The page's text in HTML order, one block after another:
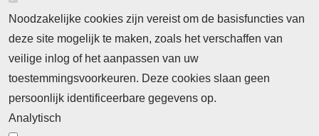
Noodzakelijke cookies zijn vereist om de basisfuncties van
deze site mogelijk te maken, zoals het verschaffen van
veilige inlog of het aanpassen van uw
toestemmingsvoorkeuren. Deze cookies slaan geen
persoonlijk identificeerbare gegevens op.
Analytisch
Abonnementinformatie Inlogprocedure
Nieuws
Laatste nieuws